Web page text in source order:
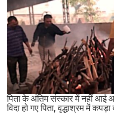
पिता के अंतिम संस्कार में नहीं आई
विदा हो गए पिता, वृद्धाश्रम में कपड़ा